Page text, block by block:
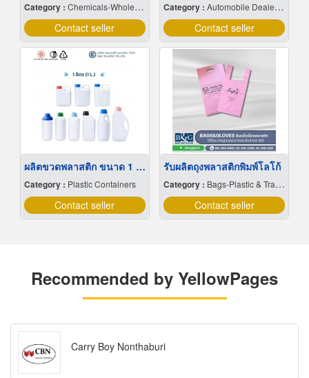
Category : Chemicals-Wholesale & Manufacturers
Contact seller
Category : Automobile Dealers-New Cars
Contact seller
ผลิตขวดพลาสติก ขนาด 1 ลิตร
Category : Plastic Containers
Contact seller
รับผลิตถุงพลาสติกพิมพ์โลโก้
Category : Bags-Plastic & Transparent
Contact seller
Recommended by YellowPages
Carry Boy Nonthaburi